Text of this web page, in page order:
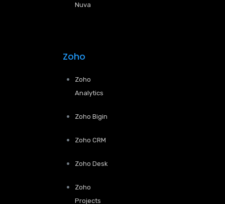
Nuva
Zoho
Zoho
Analytics
Zoho Bigin
Zoho CRM
Zoho Desk
Zoho
Projects